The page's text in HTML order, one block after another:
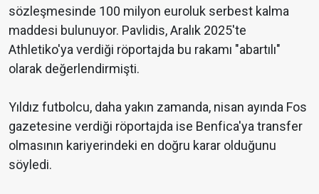
sözleşmesinde 100 milyon euroluk serbest kalma
maddesi bulunuyor. Pavlidis, Aralık 2025'te
Athletiko'ya verdiği röportajda bu rakamı "abartılı"
olarak değerlendirmişti.
Yıldız futbolcu, daha yakın zamanda, nisan ayında Fos
gazetesine verdiği röportajda ise Benfica'ya transfer
olmasının kariyerindeki en doğru karar olduğunu
söyledi.